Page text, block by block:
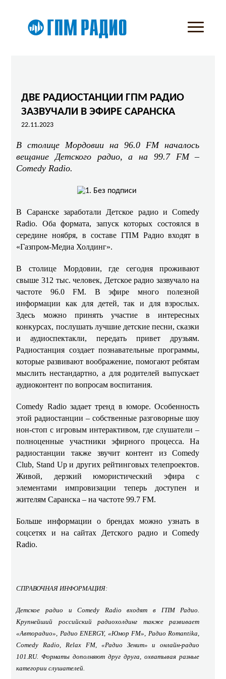
ДВЕ РАДИОСТАНЦИИ ГПМ РАДИО
ЗАЗВУЧАЛИ В ЭФИРЕ САРАНСКА
22.11.2023
В столице Мордовии на 96.0 FM началось
вещание Детского радио, а на 99.7 FM –
Comedy Radio.
В Саранске заработали Детское радио и Comedy
Radio. Оба формата, запуск которых состоялся в
середине ноября, в составе ГПМ Радио входят в
«Газпром-Медиа Холдинг».
В столице Мордовии, где сегодня проживают
свыше 312 тыс. человек, Детское радио зазвучало на
частоте 96.0 FM. В эфире много полезной
информации как для детей, так и для взрослых.
Здесь можно принять участие в интересных
конкурсах, послушать лучшие детские песни, сказки
и аудиоспектакли, передать привет друзьям.
Радиостанция создает познавательные программы,
которые развивают воображение, помогают ребятам
мыслить нестандартно, а для родителей выпускает
аудиоконтент по вопросам воспитания.
Comedy Radio задает тренд в юморе. Особенность
этой радиостанции – собственные разговорные шоу
нон-стоп с игровым интерактивом, где слушатели –
полноценные участники эфирного процесса. На
радиостанции также звучит контент из Comedy
Club, Stand Up и других рейтинговых телепроектов.
Живой, дерзкий юмористический эфира с
элементами импровизации теперь доступен и
жителям Саранска – на частоте 99.7 FM.
Больше информации о брендах можно узнать в
соцсетях и на сайтах Детского радио и Comedy
Radio.
СПРАВОЧНАЯ ИНФОРМАЦИЯ:
Детское радио и Comedy Radio входят в ГПМ Радио.
Крупнейший российский радиохолдинг также развивает
«Авторадио», Радио ENERGY, «Юмор FM», Радио Romantika,
Comedy Radio, Relax FM, «Радио Зенит» и онлайн-радио
101.RU. Форматы дополняют друг друга, охватывая разные
категории слушателей.